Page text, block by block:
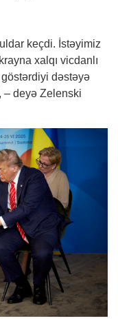
keçdi. İstəyimiz
xalqı vicdanlı
dəstəyə
– deyə Zelenski